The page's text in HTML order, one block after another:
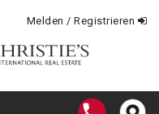
Melden / Registrieren